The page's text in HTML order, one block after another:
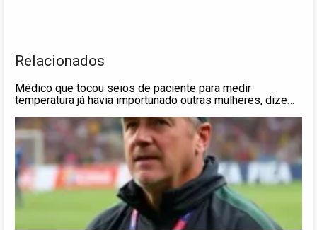
Relacionados
Médico que tocou seios de paciente para medir
temperatura já havia importunado outras mulheres, dizem